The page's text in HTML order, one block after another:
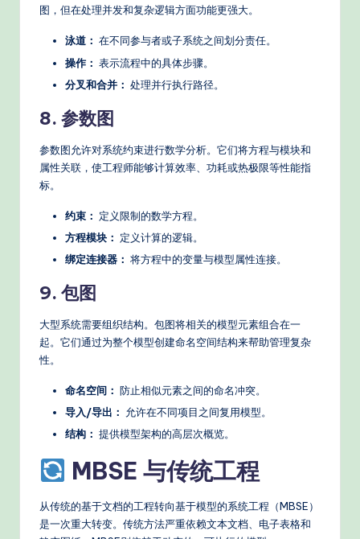
图，但在处理并发和复杂逻辑方面功能更强大。
泳道： 在不同参与者或子系统之间划分责任。
操作： 表示流程中的具体步骤。
分叉和合并： 处理并行执行路径。
8. 参数图
参数图允许对系统约束进行数学分析。它们将方程与模块和
属性关联，使工程师能够计算效率、功耗或热极限等性能指
标。
约束： 定义限制的数学方程。
方程模块： 定义计算的逻辑。
绑定连接器： 将方程中的变量与模型属性连接。
9. 包图
大型系统需要组织结构。包图将相关的模型元素组合在一
起。它们通过为整个模型创建命名空间结构来帮助管理复杂
性。
命名空间： 防止相似元素之间的命名冲突。
导入/导出： 允许在不同项目之间复用模型。
结构： 提供模型架构的高层次概览。
MBSE 与传统工程
从传统的基于文档的工程转向基于模型的系统工程（MBSE）
是一次重大转变。传统方法严重依赖文本文档、电子表格和